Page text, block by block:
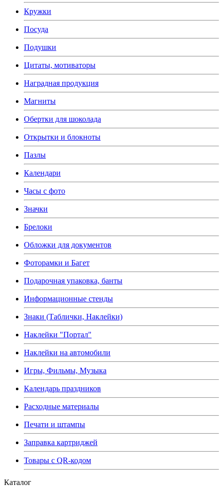
Кружки
Посуда
Подушки
Цитаты, мотиваторы
Наградная продукция
Магниты
Обертки для шоколада
Открытки и блокноты
Пазлы
Календари
Часы с фото
Значки
Брелоки
Обложки для документов
Фоторамки и Багет
Подарочная упаковка, банты
Информационные стенды
Знаки (Таблички, Наклейки)
Наклейки "Портал"
Наклейки на автомобили
Игры, Фильмы, Музыка
Календарь праздников
Расходные материалы
Печати и штампы
Заправка картриджей
Товары с QR-кодом
Каталог